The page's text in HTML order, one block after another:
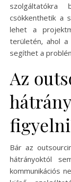
szolgáltatókra
csökkenthetik a
lehet a
területén, ahol a
segíthet a
Az
Bár az
hátrányoktól
kommunikációs